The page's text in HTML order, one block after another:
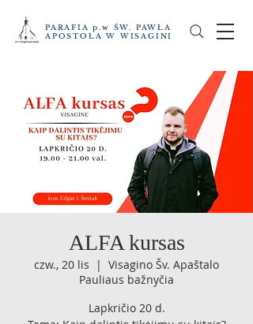
PARAFIA p.w ŚW. PAWŁA
APOSTOŁA W WISAGINI
ALFA kursas
czw., 20 lis
  |
Visagino Šv. Apaštalo
Pauliaus bažnyčia
Lapkričio 20 d.